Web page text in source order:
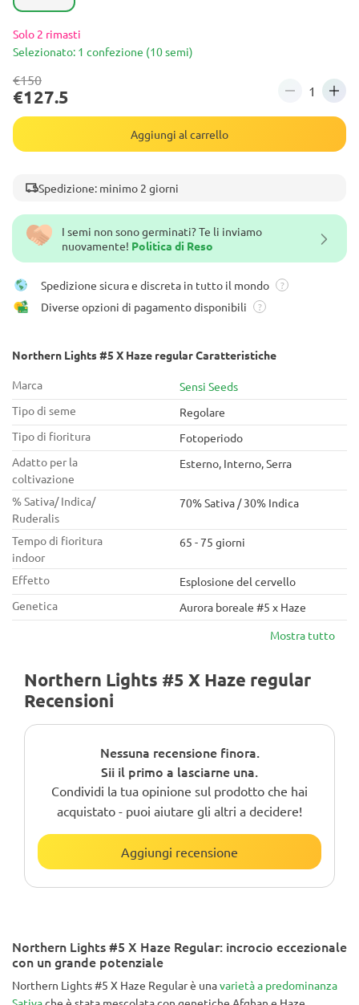
I semi non sono germinati? Te li inviamo
nuovamente! Politica di Reso
Spedizione sicura e discreta in tutto il mondo ?
Diverse opzioni di pagamento disponibili ?
Northern Lights #5 X Haze regular Caratteristiche
Marca
Sensi Seeds
Tipo di seme
Regolare
Tipo di fioritura
Fotoperiodo
Adatto per la
coltivazione
Esterno, Interno, Serra
% Sativa/ Indica/
Ruderalis
70% Sativa / 30% Indica
Tempo di fioritura
indoor
65 - 75 giorni
Effetto
Esplosione del cervello
Genetica
Aurora boreale #5 x Haze
Mostra tutto
Northern Lights #5 X Haze regular
Recensioni
Nessuna recensione finora.
Sii il primo a lasciarne una.
Condividi la tua opinione sul prodotto che hai
acquistato - puoi aiutare gli altri a decidere!
Aggiungi recensione
Northern Lights #5 X Haze Regular: incrocio eccezionale
con un grande potenziale
Northern Lights #5 X Haze Regular è unavarietà a predominanza
Solo 2 rimasti
Selezionato: 1 confezione (10 semi)
€150
€127.5
Aggiungi al carrello
Spedizione: minimo 2 giorni